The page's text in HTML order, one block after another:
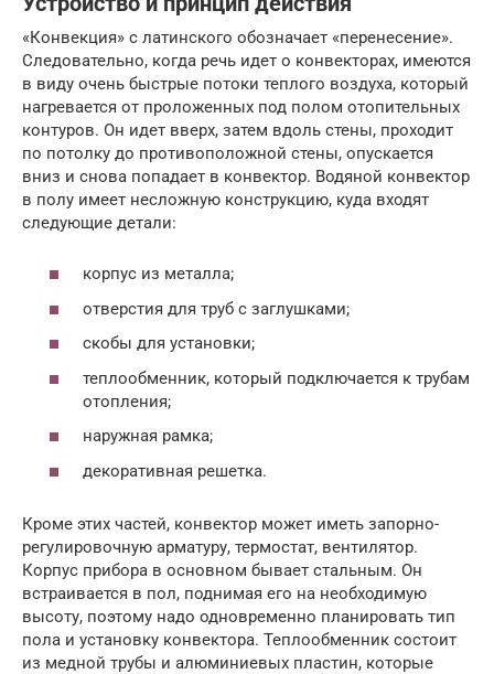
«Конвекция» с латинского обозначает «перенесение».
Следовательно, когда речь идет о конвекторах, имеются
в виду очень быстрые потоки теплого воздуха, который
нагревается от проложенных под полом отопительных
контуров. Он идет вверх, затем вдоль стены, проходит
по потолку до противоположной стены, опускается
вниз и снова попадает в конвектор. Водяной конвектор
в полу имеет несложную конструкцию, куда входят
следующие детали:
корпус из металла;
отверстия для труб с заглушками;
скобы для установки;
теплообменник, который подключается к трубам
отопления;
наружная рамка;
декоративная решетка.
Кроме этих частей, конвектор может иметь запорно-
регулировочную арматуру, термостат, вентилятор.
Корпус прибора в основном бывает стальным. Он
встраивается в пол, поднимая его на необходимую
высоту, поэтому надо одновременно планировать тип
пола и установку конвектора. Теплообменник состоит
из медной трубы и алюминиевых пластин, которые